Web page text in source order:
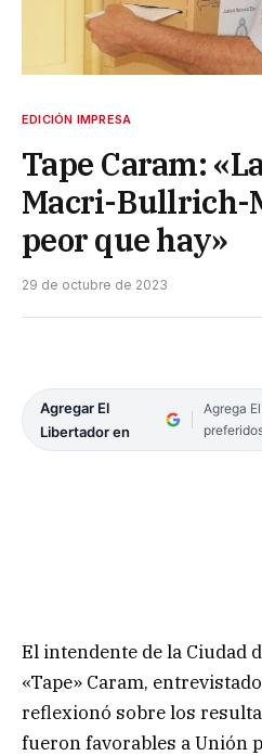
EDICIÓN IMPRESA
Tape Caram:
Macri-Bullrich-
peor que hay»
29 de octubre de 2023
Agregar El
Libertador en
Agrega
El intendente de la Ciudad
«Tape» Caram,
reflexionó sobre los
fueron favorables a Unión